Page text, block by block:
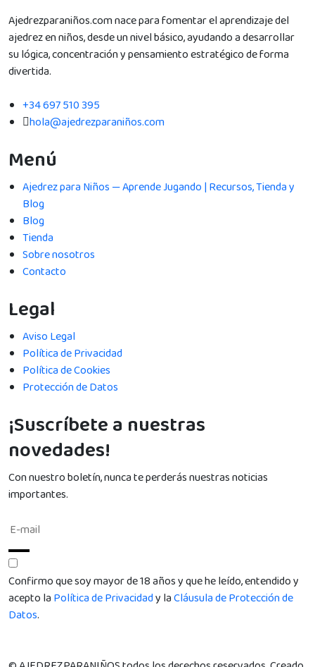
Ajedrezparaniños.com nace para fomentar el aprendizaje del
ajedrez en niños, desde un nivel básico, ayudando a desarrollar
su lógica, concentración y pensamiento estratégico de forma
divertida.
+34 697 510 395
hola@ajedrezparaniños.com
Menú
Ajedrez para Niños — Aprende Jugando | Recursos, Tienda y
Blog
Blog
Tienda
Sobre nosotros
Contacto
Legal
Aviso Legal
Política de Privacidad
Política de Cookies
Protección de Datos
¡Suscríbete a nuestras
novedades!
Con nuestro boletín, nunca te perderás nuestras noticias
importantes.
Confirmo que soy mayor de 18 años y que he leído, entendido y
acepto la Política de Privacidady laCláusula de Protección de
Datos.